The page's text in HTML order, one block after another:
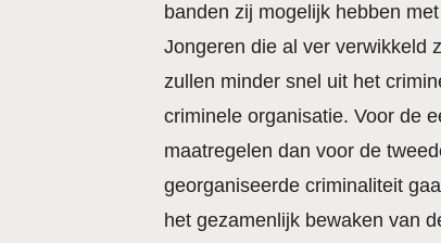
banden zij mogelijk hebben
Jongeren die al ver verwikkeld
zullen minder snel uit het
criminele organisatie. Voor de
maatregelen dan voor de
georganiseerde criminaliteit
het gezamenlijk bewaken van